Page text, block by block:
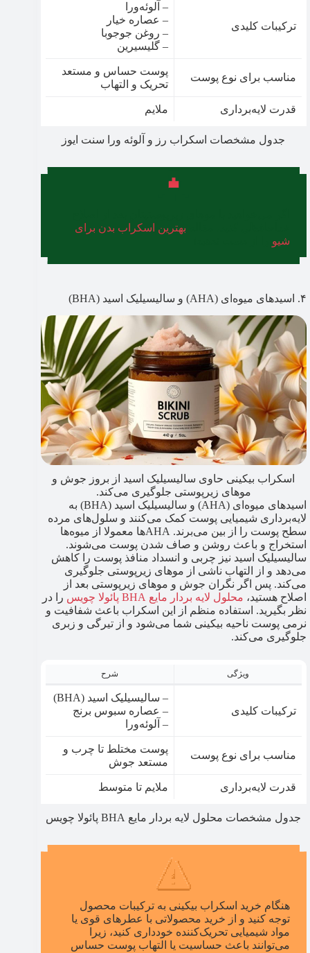
ترکیبات کلیدی
– آلوئه‌ورا
– عصاره خیار
– روغن جوجوبا
– گلیسیرین
مناسب برای نوع پوست
پوست حساس و مستعد
تحریک و التهاب
قدرت لایه‌برداری ملایم
جدول مشخصات اسکراب رز و آلوئه ورا سنت ایوز
بهترین اسکراب بدن برای
شیو
۴. اسیدهای میوه‌ای (AHA) و سالیسیلیک اسید (BHA)
اسکراب بیکینی حاوی سالیسیلیک اسید از بروز جوش و
موهای زیرپوستی جلوگیری می‌کند.
اسیدهای میوه‌ای (AHA) و سالیسیلیک اسید (BHA) به
لایه‌برداری شیمیایی پوست کمک می‌کنند و سلول‌های مرده
سطح پوست را از بین می‌برند. AHAها معمولا از میوه‌ها
استخراج و باعث روشن و صاف شدن پوست می‌شوند.
سالیسیلیک اسید نیز چربی و انسداد منافذ پوست را کاهش
می‌دهد و از التهاب ناشی از موهای زیرپوستی جلوگیری
می‌کند. پس اگر نگران جوش و موهای زیرپوستی بعد از
اصلاح هستید، محلول لایه بردار مایع BHA پائولا چویس
را در
نظر بگیرید. استفاده منظم از این اسکراب باعث شفافیت و
نرمی پوست ناحیه بیکینی شما می‌شود و از تیرگی و زبری
جلوگیری می‌کند.
ویژگی شرح
ترکیبات کلیدی
– سالیسیلیک اسید (BHA)
– عصاره سبوس برنج
– آلوئه‌ورا
مناسب برای نوع پوست
پوست مختلط تا چرب و
مستعد جوش
قدرت لایه‌برداری ملایم تا متوسط
جدول مشخصات محلول لایه بردار مایع BHA پائولا چویس
هنگام خرید اسکراب بیکینی به ترکیبات محصول
توجه کنید و از خرید محصولاتی با عطرهای قوی یا
مواد شیمیایی تحریک‌کننده خودداری کنید، زیرا
می‌توانند باعث حساسیت یا التهاب پوست حساس